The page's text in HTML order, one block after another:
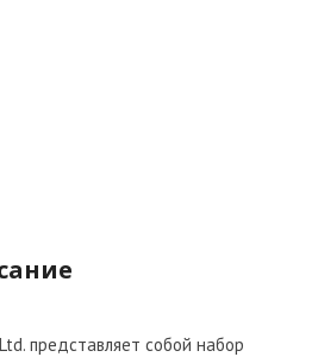
представляет собой набор